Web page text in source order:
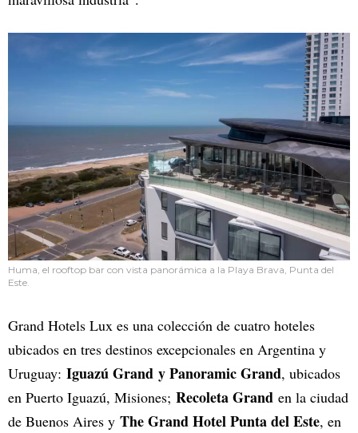
Huma, el rooftop bar con vista panorámica a la Playa Brava, Punta del
Este.
Grand Hotels Lux es una colección de cuatro hoteles
ubicados en tres destinos excepcionales en Argentina y
Uruguay: Iguazú Grand y Panoramic Grand, ubicados
en Puerto Iguazú, Misiones; Recoleta Grand en la ciudad
de Buenos Aires y The Grand Hotel Punta del Este, en